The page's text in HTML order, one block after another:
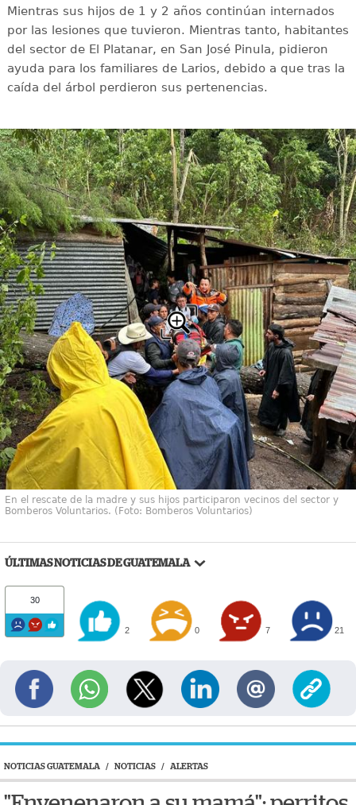
Mientras sus hijos de 1 y 2 años continúan internados
por las lesiones que tuvieron. Mientras tanto, habitantes
del sector de El Platanar, en San José Pinula, pidieron
ayuda para los familiares de Larios, debido a que tras la
caída del árbol perdieron sus pertenencias.
En el rescate de la madre y sus hijos participaron vecinos del sector y
Bomberos Voluntarios. (Foto: Bomberos Voluntarios)
ÚLTIMAS NOTICIAS DE GUATEMALA
30
2 0 7 21
NOTICIAS GUATEMALA / NOTICIAS / ALERTAS